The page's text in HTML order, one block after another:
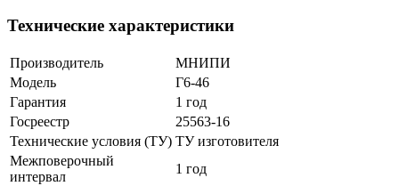
Технические характеристики
Производитель
МНИПИ
Модель
Г6-46
Гарантия
1 год
Госреестр
25563-16
Технические условия (ТУ) ТУ изготовителя
Межповерочный
интервал
1 год